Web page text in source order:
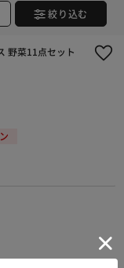
絞り込む
野菜11点セット